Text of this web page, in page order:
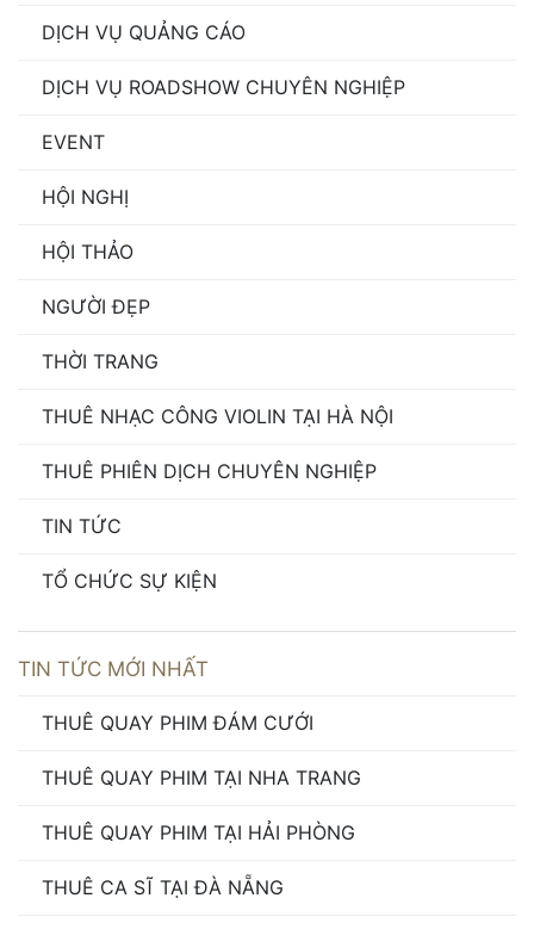
DỊCH VỤ QUẢNG CÁO
DỊCH VỤ ROADSHOW CHUYÊN NGHIỆP
EVENT
HỘI NGHỊ
HỘI THẢO
NGƯỜI ĐẸP
THỜI TRANG
THUÊ NHẠC CÔNG VIOLIN TẠI HÀ NỘI
THUÊ PHIÊN DỊCH CHUYÊN NGHIỆP
TIN TỨC
TỔ CHỨC SỰ KIỆN
TIN TỨC MỚI NHẤT
THUÊ QUAY PHIM ĐÁM CƯỚI
THUÊ QUAY PHIM TẠI NHA TRANG
THUÊ QUAY PHIM TẠI HẢI PHÒNG
THUÊ CA SĨ TẠI ĐÀ NẴNG